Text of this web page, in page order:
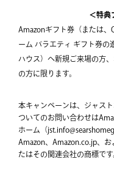
＜特典
Amazonギフト券（または、
ーム バラエティ ギフト券の
ハウス）へ新規ご来場の方
の方に限ります。
本キャンペーンは、ジャス
ついてのお問い合わせは
ホーム（
Amazon、Amazon.co.jp、
たはその関連会社の商標です